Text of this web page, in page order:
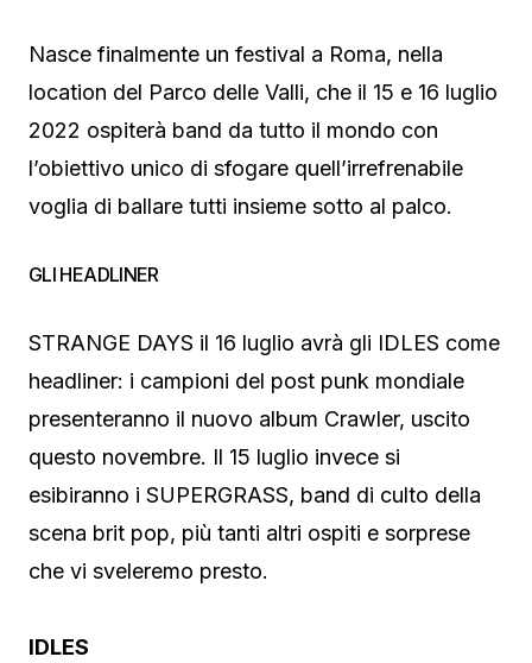
Nasce finalmente un festival a Roma, nella
location del Parco delle Valli, che il 15 e 16 luglio
2022 ospiterà band da tutto il mondo con
l’obiettivo unico di sfogare quell’irrefrenabile
voglia di ballare tutti insieme sotto al palco.
GLI HEADLINER
STRANGE DAYS il 16 luglio avrà gli IDLES come
headliner: i campioni del post punk mondiale
presenteranno il nuovo album Crawler, uscito
questo novembre. Il 15 luglio invece si
esibiranno i SUPERGRASS, band di culto della
scena brit pop, più tanti altri ospiti e sorprese
che vi sveleremo presto.
IDLES